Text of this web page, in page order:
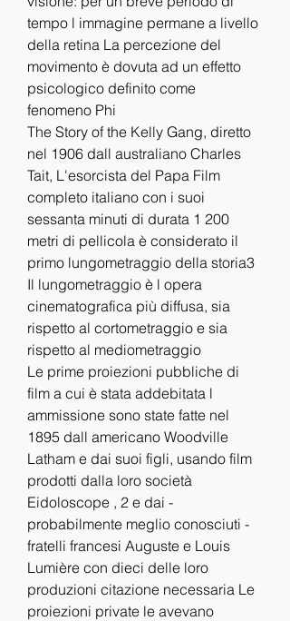
tempo l immagine permane a livello
della retina La percezione del
movimento è dovuta ad un effetto
psicologico definito come
fenomeno Phi
The Story of the Kelly Gang, diretto
nel 1906 dall australiano Charles
Tait, L'esorcista del Papa Film
completo italiano con i suoi
sessanta minuti di durata 1 200
metri di pellicola è considerato il
primo lungometraggio della storia3
Il lungometraggio è l opera
cinematografica più diffusa, sia
rispetto al cortometraggio e sia
rispetto al mediometraggio
Le prime proiezioni pubbliche di
film a cui è stata addebitata l
ammissione sono state fatte nel
1895 dall americano Woodville
Latham e dai suoi figli, usando film
prodotti dalla loro società
Eidoloscope , 2 e dai -
probabilmente meglio conosciuti -
fratelli francesi Auguste e Louis
Lumière con dieci delle loro
produzioni citazione necessaria Le
proiezioni private le avevano